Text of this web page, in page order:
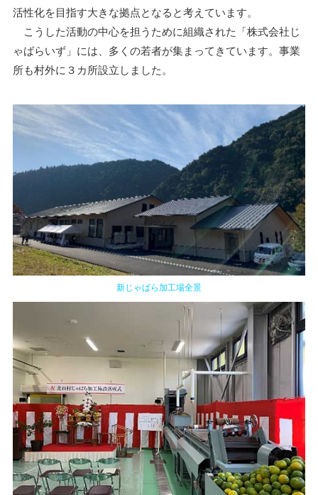
活性化を目指す大きな拠点となると考えています。
こうした活動の中心を担うために組織された「株式会社じ
ゃばらいず」には、多くの若者が集まってきています。事業
所も村外に３カ所設立しました。
新じゃばら加工場全景